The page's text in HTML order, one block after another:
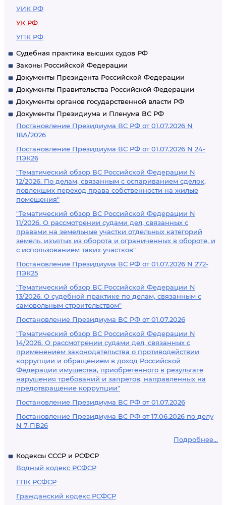
УИК РФ
УК РФ
УПК РФ
Судебная практика высших судов РФ
Законы Российской Федерации
Документы Президента Российской Федерации
Документы Правительства Российской Федерации
Документы органов государственной власти РФ
Документы Президиума и Пленума ВС РФ
Постановление Президиума ВС РФ от 01.07.2026 N
18А/2026
Постановление Президиума ВС РФ от 01.07.2026 N 24-
ПЭК26
"Тематический обзор ВС Российской Федерации N
12/2026. По делам, связанным с оспариванием сделок,
повлекших переход права собственности на жилые
помещения"
"Тематический обзор ВС Российской Федерации N
11/2026. О рассмотрении судами дел, связанных с
правами на земельные участки отдельных категорий
земель, изъятых из оборота и ограниченных в обороте, и
с использованием таких участков"
Постановление Президиума ВС РФ от 01.07.2026 N 272-
ПЭК25
"Тематический обзор ВС Российской Федерации N
13/2026. О судебной практике по делам, связанным с
самовольным строительством"
Постановление Президиума ВС РФ от 01.07.2026
"Тематический обзор ВС Российской Федерации N
14/2026. О рассмотрении судами дел, связанных с
применением законодательства о противодействии
коррупции и обращением в доход Российской
Федерации имущества, приобретенного в результате
нарушения требований и запретов, направленных на
предотвращение коррупции"
Постановление Президиума ВС РФ от 01.07.2026
Постановление Президиума ВС РФ от 17.06.2026 по делу
N 7-ПВ26
Подробнее...
Кодексы СССР и РСФСР
Водный кодекс РСФСР
ГПК РСФСР
Гражданский кодекс РСФСР